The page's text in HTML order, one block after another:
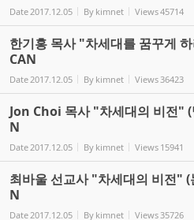
Date2017.12.05 By kimnet Views45714
한기홍 목사 "차세대를 꿈꾸게
CAN
Date2017.12.05 By kimnet Views36423
Jon Choi 목사 "차세대의 비전"
N
Date2017.12.05 By kimnet Views 15941
최바울 선교사 "차세대의 비전"
N
Date2017.12.05 By kimnet Views35726